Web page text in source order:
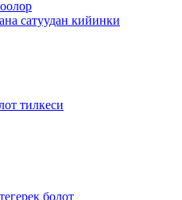
сатуудан кийинки
тилкеси
болот